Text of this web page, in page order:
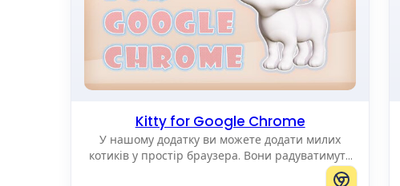
Kitty for Google Chrome
У нашому додатку ви можете додати милих
котиків у простір браузера. Вони радуватимуть
вас, рухаючись по екрану. Ви можете додавати